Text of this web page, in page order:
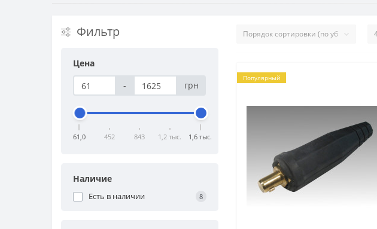
Фильтр
Цена
-
грн
61,0 452 843 1,2 тыс. 1,6 тыс.
Наличие
Есть в наличии 8
Популярный